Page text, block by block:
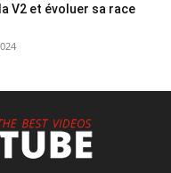
V2 et évoluer sa race